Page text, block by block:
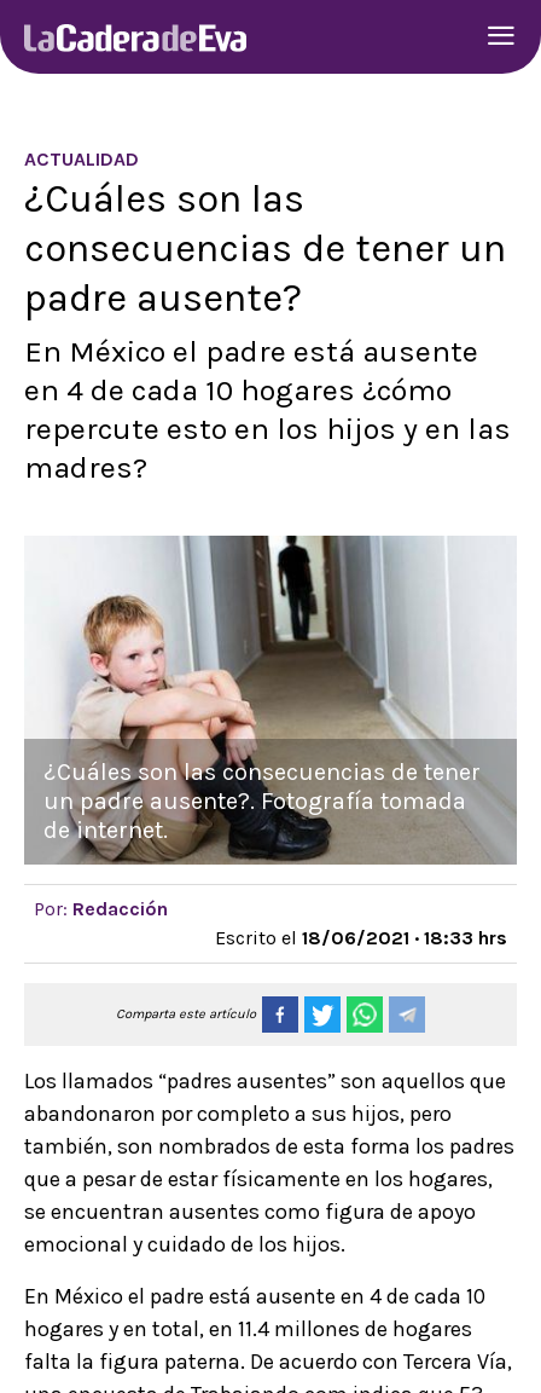
ACTUALIDAD
¿Cuáles son las
consecuencias de tener un
padre ausente?
En México el padre está ausente
en 4 de cada 10 hogares ¿cómo
repercute esto en los hijos y en las
madres?
¿Cuáles son las consecuencias de tener
un padre ausente?. Fotografía tomada
de internet.
Por: Redacción
Escrito el 18/06/2021 · 18:33 hrs
Comparta este artículo
Los llamados “padres ausentes” son aquellos que
abandonaron por completo a sus hijos, pero
también, son nombrados de esta forma los padres
que a pesar de estar físicamente en los hogares,
se encuentran ausentes como figura de apoyo
emocional y cuidado de los hijos.
En México el padre está ausente en 4 de cada 10
hogares y en total, en 11.4 millones de hogares
falta la figura paterna. De acuerdo con Tercera Vía,